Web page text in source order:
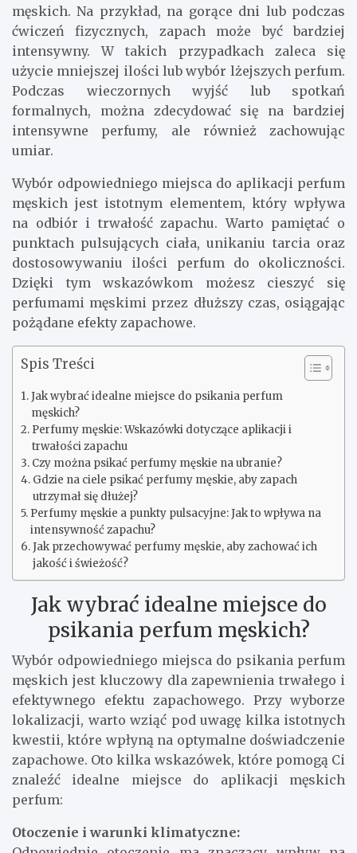
męskich. Na przykład, na gorące dni lub podczas
ćwiczeń fizycznych, zapach może być bardziej
intensywny. W takich przypadkach zaleca się
użycie mniejszej ilości lub wybór lżejszych perfum.
Podczas wieczornych wyjść lub spotkań
formalnych, można zdecydować się na bardziej
intensywne perfumy, ale również zachowując
umiar.
Wybór odpowiedniego miejsca do aplikacji perfum
męskich jest istotnym elementem, który wpływa
na odbiór i trwałość zapachu. Warto pamiętać o
punktach pulsujących ciała, unikaniu tarcia oraz
dostosowywaniu ilości perfum do okoliczności.
Dzięki tym wskazówkom możesz cieszyć się
perfumami męskimi przez dłuższy czas, osiągając
pożądane efekty zapachowe.
Spis Treści
Jak wybrać idealne miejsce do psikania perfum
męskich?
Perfumy męskie: Wskazówki dotyczące aplikacji i
trwałości zapachu
Czy można psikać perfumy męskie na ubranie?
Gdzie na ciele psikać perfumy męskie, aby zapach
utrzymał się dłużej?
Perfumy męskie a punkty pulsacyjne: Jak to wpływa na
intensywność zapachu?
Jak przechowywać perfumy męskie, aby zachować ich
jakość i świeżość?
Jak wybrać idealne miejsce do
psikania perfum męskich?
Wybór odpowiedniego miejsca do psikania perfum
męskich jest kluczowy dla zapewnienia trwałego i
efektywnego efektu zapachowego. Przy wyborze
lokalizacji, warto wziąć pod uwagę kilka istotnych
kwestii, które wpłyną na optymalne doświadczenie
zapachowe. Oto kilka wskazówek, które pomogą Ci
znaleźć idealne miejsce do aplikacji męskich
perfum:
Otoczenie i warunki klimatyczne: